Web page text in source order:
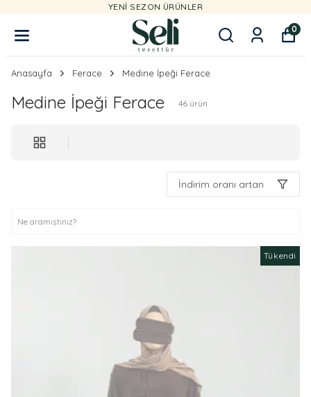
YENI SEZON ÜRÜNLER
0
Anasayfa Ferace Medine İpeği Ferace
Medine İpeği Ferace 46 ürün
İndirim oranı artan
Tükendi